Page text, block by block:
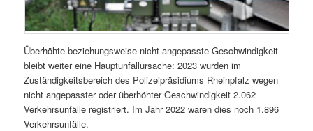
Überhöhte beziehungsweise nicht angepasste Geschwindigkeit
bleibt weiter eine Hauptunfallursache: 2023 wurden im
Zuständigkeitsbereich des Polizeipräsidiums Rheinpfalz wegen
nicht angepasster oder überhöhter Geschwindigkeit 2.062
Verkehrsunfälle registriert. Im Jahr 2022 waren dies noch 1.896
Verkehrsunfälle.